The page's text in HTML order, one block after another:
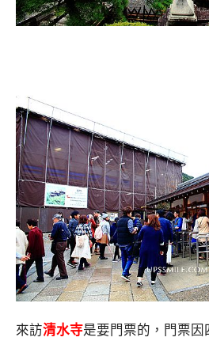
來訪清水寺是要門票的，門票因